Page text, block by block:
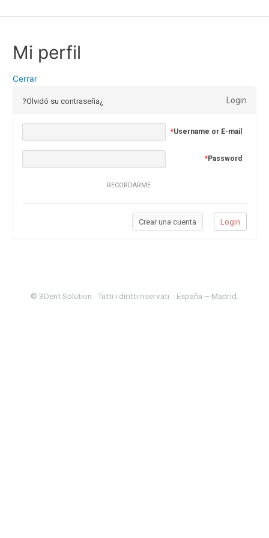
Mi perfil
Cerrar
Login
¿Olvidó su contraseña?
Username or E-mail
*
Password
*
RECORDARME
© 3Dent Solution. Tutti i diritti riservati. España – Madrid.